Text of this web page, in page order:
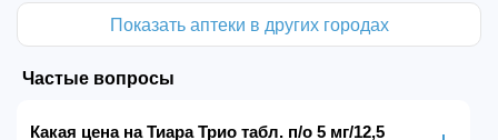
Показать аптеки в других городах
Частые вопросы
Какая цена на Тиара Трио табл. п/о 5 мг/12,5